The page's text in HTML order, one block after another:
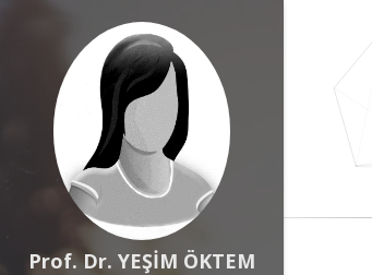
Prof. Dr. YEŞİM ÖKTEM